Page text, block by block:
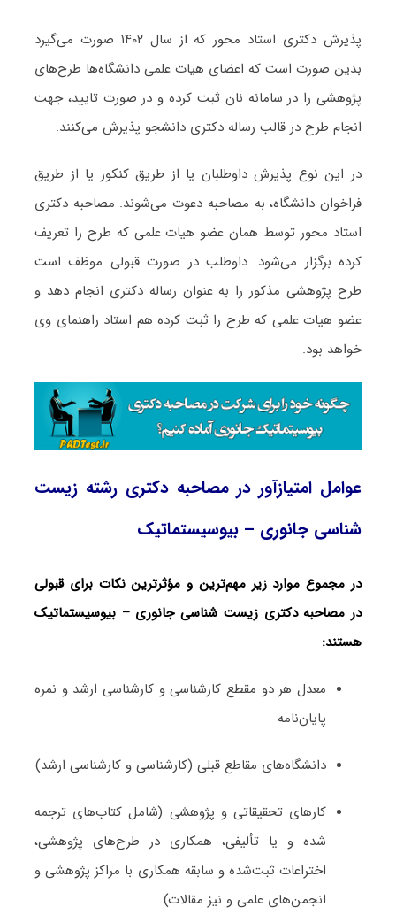
پذیرش دکتری استاد محور که از سال ۱۴۰۲ صورت می‌گیرد
بدین صورت است که اعضای هیات علمی دانشگاه‌ها طرح‌های
پژوهشی را در سامانه نان ثبت کرده و در صورت تایید، جهت
انجام طرح در قالب رساله دکتری دانشجو پذیرش می‌کنند.
در این نوع پذیرش داوطلبان یا از طریق کنکور یا از طریق
فراخوان دانشگاه، به مصاحبه دعوت می‌شوند. مصاحبه دکتری
استاد محور توسط همان عضو هیات علمی که طرح را تعریف
کرده برگزار می‌شود. داوطلب در صورت قبولی موظف است
طرح پژوهشی مذکور را به عنوان رساله دکتری انجام دهد و
عضو هیات علمی که طرح را ثبت کرده هم استاد راهنمای وی
خواهد بود.
عوامل امتیازآور در مصاحبه دکتری رشته زیست
‌شناسی جانوری – بیوسیستماتیک
در مجموع موارد زیر مهم‌ترین و مؤثرترین نکات برای قبولی
در مصاحبه دکتری زیست ‌شناسی جانوری – بیوسیستماتیک
هستند:
معدل هر دو مقطع کارشناسی و کارشناسی ارشد و نمره
پایان‌نامه
دانشگاه‌های مقاطع قبلی (کارشناسی و کارشناسی ارشد)
کارهای تحقیقاتی و پژوهشی (شامل کتاب‌های ترجمه­‌
شده و یا تألیفی، همکاری در طرح‌های پژوهشی،
اختراعات ثبت‌­شده و سابقه همکاری با مراکز پژوهشی و
انجمن‌های علمی و نیز مقالات)